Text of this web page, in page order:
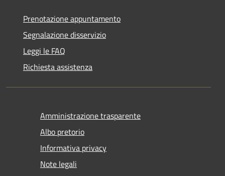
Prenotazione appuntamento
Segnalazione disservizio
Leggi le FAQ
Richiesta assistenza
Amministrazione trasparente
Albo pretorio
Informativa privacy
Note legali